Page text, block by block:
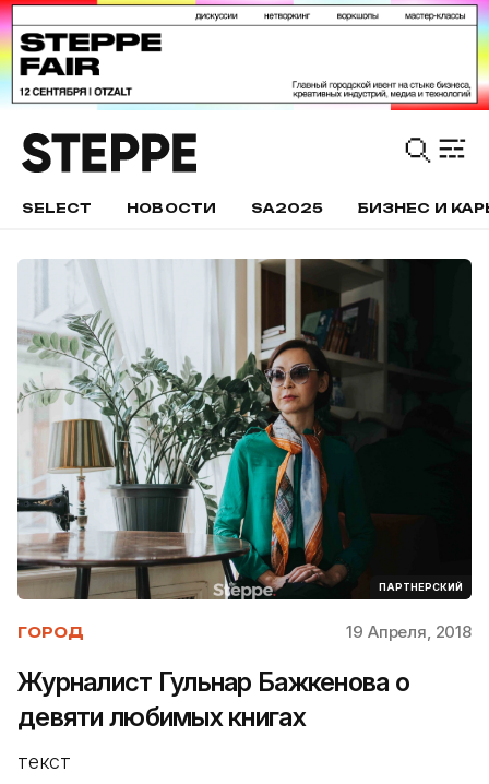
SELECT НОВОСТИ SA2025 БИЗНЕС И
ПАРТНЕРСКИЙ
ГОРОД 19 Апреля, 2018
Журналист Гульнар Бажкенова о
девяти любимых книгах
текст